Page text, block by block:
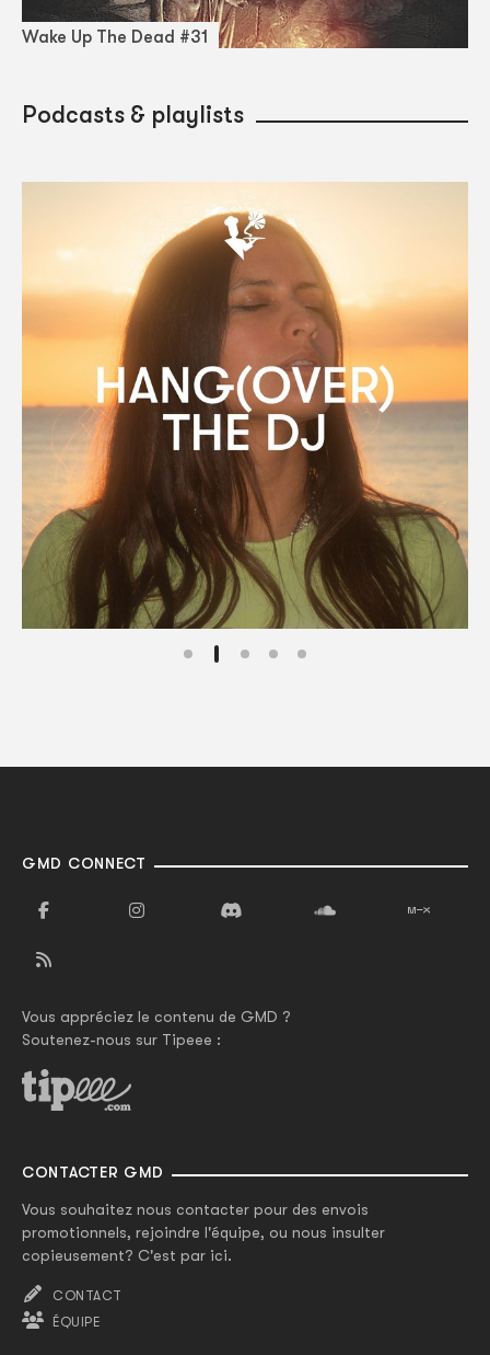
Wake Up The Dead #31
Podcasts & playlists
GMD CONNECT
Vous appréciez le contenu de GMD ?
Soutenez-nous sur Tipeee :
CONTACTER GMD
Vous souhaitez nous contacter pour des envois
promotionnels, rejoindre l'équipe, ou nous insulter
copieusement? C'est par ici.
CONTACT
ÉQUIPE